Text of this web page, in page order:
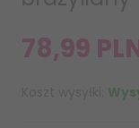
78,99